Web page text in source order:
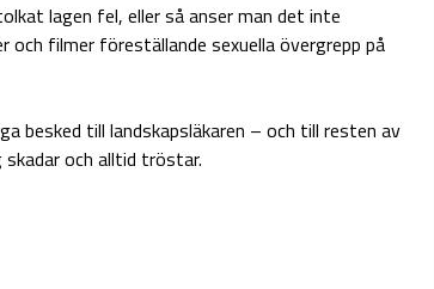
lagen fel, eller så anser man det inte
och filmer föreställande sexuella övergrepp på
besked till landskapsläkaren – och till resten av
och alltid tröstar.